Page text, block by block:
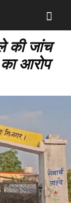
की जांच
आरोप